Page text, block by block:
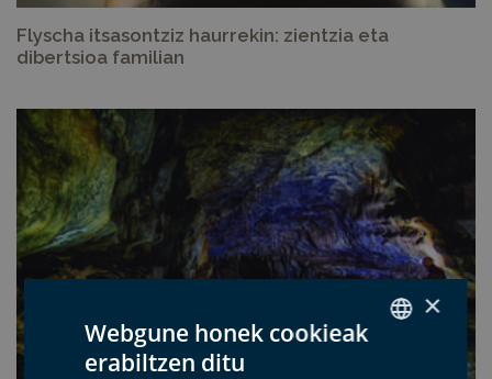
Flyscha itsasontziz haurrekin: zientzia eta
dibertsioa familian
×
Webgune honek cookieak
erabiltzen ditu